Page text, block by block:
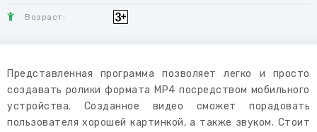
Возраст:
Представленная программа позволяет легко и просто
создавать ролики формата MP4 посредством мобильного
устройства. Созданное видео сможет порадовать
пользователя хорошей картинкой, а также звуком. Стоит